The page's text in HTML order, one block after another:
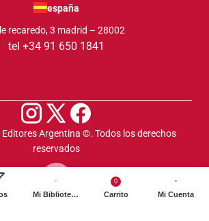
españa
recaredo, 3 madrid – 28002
tel +34 91 650 1841
Editores Argentina ©️. Todos los derechos
reservados
Mi Biblioteca
0
Carrito Mi Cuenta